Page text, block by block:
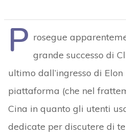
P rosegue
grande successo di
ultimo dall’ingresso di
piattaforma (che nel
Cina in quanto gli utenti
dedicate per discutere di